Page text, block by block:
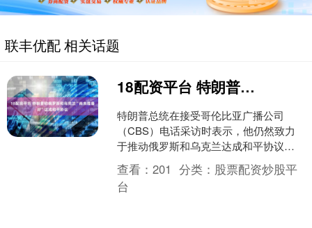
联丰优配 相关话题
18配资平台 特朗普称俄罗斯和乌克兰“尚未准备好”达成和平协议
特朗普总统在接受哥伦比亚广播公司
（CBS）电话采访时表示，他仍然致力
于推动俄罗斯和乌克兰达成和平协议。
特朗普表示，他一直在与普京和泽连斯
基举行会谈。 特朗普说....
查看：201 分类： 股票配资炒股平
台